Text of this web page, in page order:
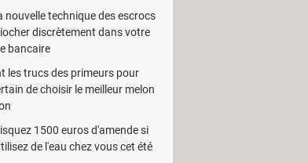
certains grands
grimpent !
Et comme
– risque de
nouvelle technique des escrocs
discrètement dans votre
bancaire
les trucs des primeurs pour
de choisir le meilleur melon
1500 euros d'amende si
de l'eau chez vous cet été